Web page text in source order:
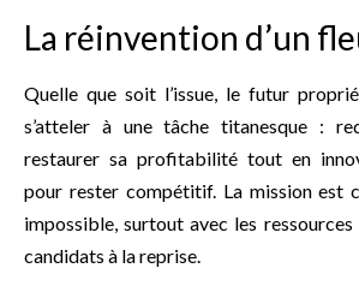
La réinvention d’un
Quelle que soit l’issue, le futur
s’atteler à une tâche titanesque :
restaurer sa profitabilité tout en
pour rester compétitif. La mission est
impossible, surtout avec les ressources
candidats à la reprise.